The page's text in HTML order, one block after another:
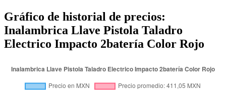
Gráfico de historial de precios:
Inalambrica Llave Pistola Taladro
Electrico Impacto 2batería Color Rojo